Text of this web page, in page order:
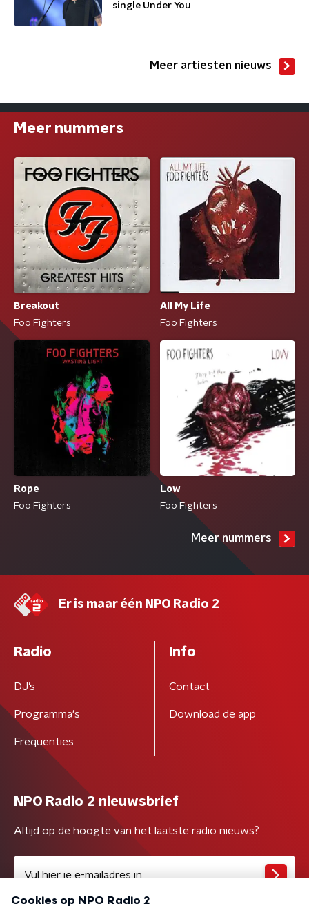
single Under You
Meer artiesten nieuws
Meer nummers
Breakout
Foo Fighters
All My Life
Foo Fighters
Rope
Foo Fighters
Low
Foo Fighters
Meer nummers
Er is maar één NPO Radio 2
Radio
DJ’s
Programma's
Frequenties
Info
Contact
Download de app
NPO Radio 2 nieuwsbrief
Altijd op de hoogte van het laatste radio nieuws?